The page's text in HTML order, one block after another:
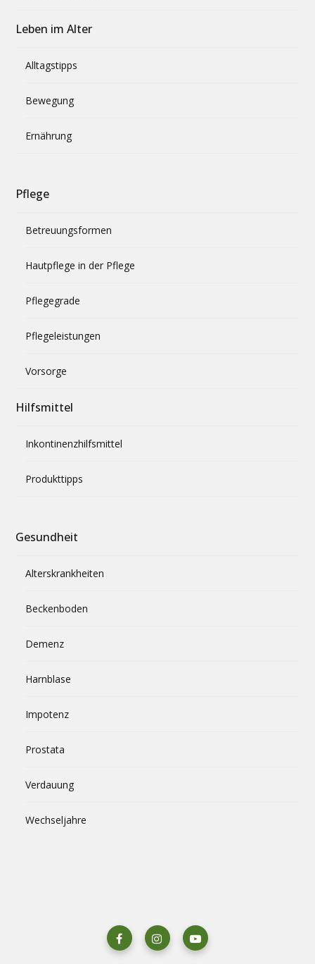
Leben im Alter
Alltagstipps
Bewegung
Ernährung
Pflege
Betreuungsformen
Hautpflege in der Pflege
Pflegegrade
Pflegeleistungen
Vorsorge
Hilfsmittel
Inkontinenzhilfsmittel
Produkttipps
Gesundheit
Alterskrankheiten
Beckenboden
Demenz
Harnblase
Impotenz
Prostata
Verdauung
Wechseljahre